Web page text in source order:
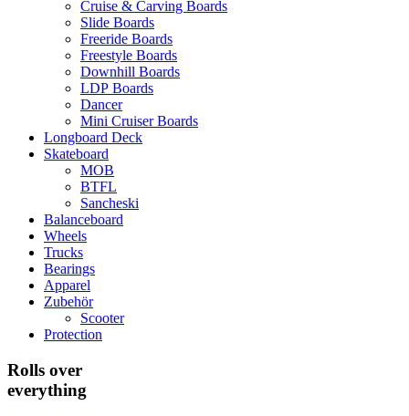
Cruise & Carving Boards
Slide Boards
Freeride Boards
Freestyle Boards
Downhill Boards
LDP Boards
Dancer
Mini Cruiser Boards
Longboard Deck
Skateboard
MOB
BTFL
Sancheski
Balanceboard
Wheels
Trucks
Bearings
Apparel
Zubehör
Scooter
Protection
Rolls over
everything